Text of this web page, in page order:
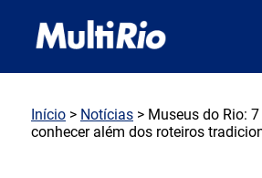
Início > Notícias > Museus do Rio:
conhecer além dos roteiros